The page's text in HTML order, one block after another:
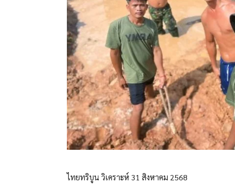
ไทยทริบูน วิเคราะห์ 31 สิงหาคม 2568